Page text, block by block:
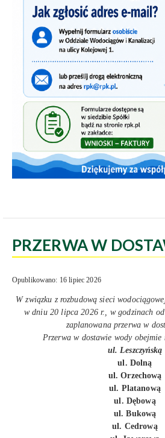
PRZERWA W
Opublikowano: 16 lipiec 2026
W związku z rozbudową sieci
w dniu 20 lipca 2026 r., w godzinach
zaplanowana przerwa w
Przerwa w dostawie wody obejmie
ul. Leszczyńską
ul. Dolną
ul. Orzechową
ul. Platanową
ul. Dębową
ul. Bukową
ul. Cedrową